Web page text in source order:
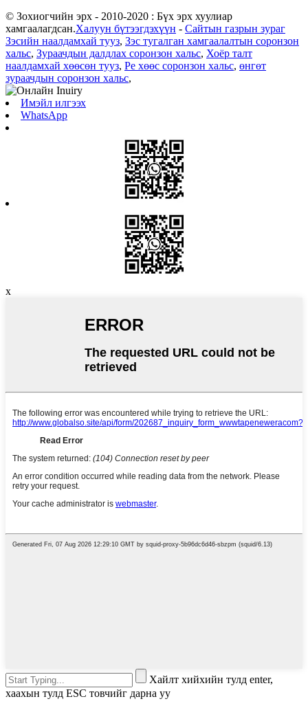
© Зохиогчийн эрх - 2010-2020 : Бүх эрх хуулиар
хамгаалагдсан.Халуун бүтээгдэхүүн - Сайтын газрын зураг
Зэсийн наалдамхай тууз, Зэс тугалган хамгаалалтын соронзон
хальс, Зураачдын далдлах соронзон хальс, Хоёр талт
наалдамхай хөөсөн тууз, Pe хөөс соронзон хальс, өнгөт
зураачдын соронзон хальс,
Имэйл илгээх
WhatsApp
x
Хайлт хийхийн тулд enter,
хаахын тулд ESC товчийг дарна уу